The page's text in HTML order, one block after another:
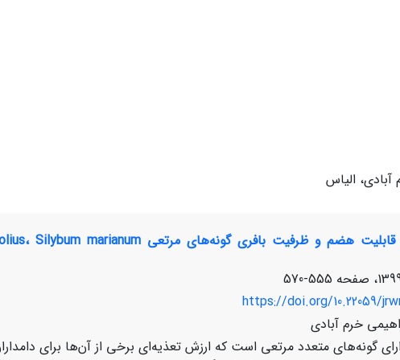
آبادی، الیاس
555-570
https://doi.org/10.22059/
خرم آبادی
گونه‌های متعدد مرتعی است که ارزش تعذیه‌ای برخی از آن‌ها برای